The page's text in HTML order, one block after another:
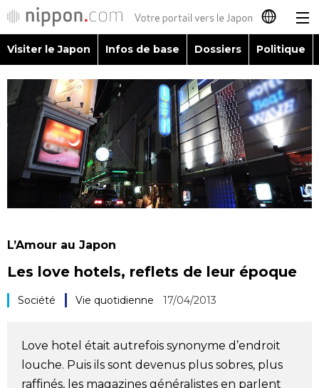
日本語
English
简体字
繁體字
Español
Русский
Visiter le Japon
Infos de base
Économie
Société
Culture
Visiter le Japon Infos de base Dossiers Politique
L’Amour au Japon
Les love hotels, reflets de leur époque
Société Vie quotidienne 17/04/2013
Love hotel était autrefois synonyme d’endroit
louche. Puis ils sont devenus plus sobres, plus
raffinés, les magazines généralistes en parlent